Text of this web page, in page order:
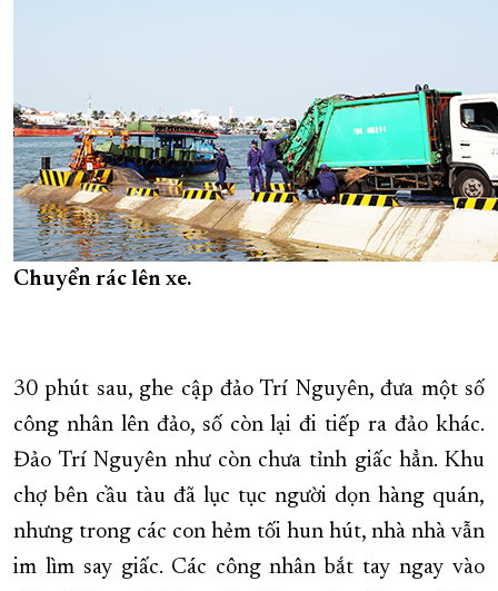
Chuyển rác lên xe.
30 phút sau, ghe cập đảo Trí Nguyên, đưa một số
công nhân lên đảo, số còn lại đi tiếp ra đảo khác.
Đảo Trí Nguyên như còn chưa tỉnh giấc hẳn. Khu
chợ bên cầu tàu đã lục tục người dọn hàng quán,
nhưng trong các con hẻm tối hun hút, nhà nhà vẫn
im lìm say giấc. Các công nhân bắt tay ngay vào